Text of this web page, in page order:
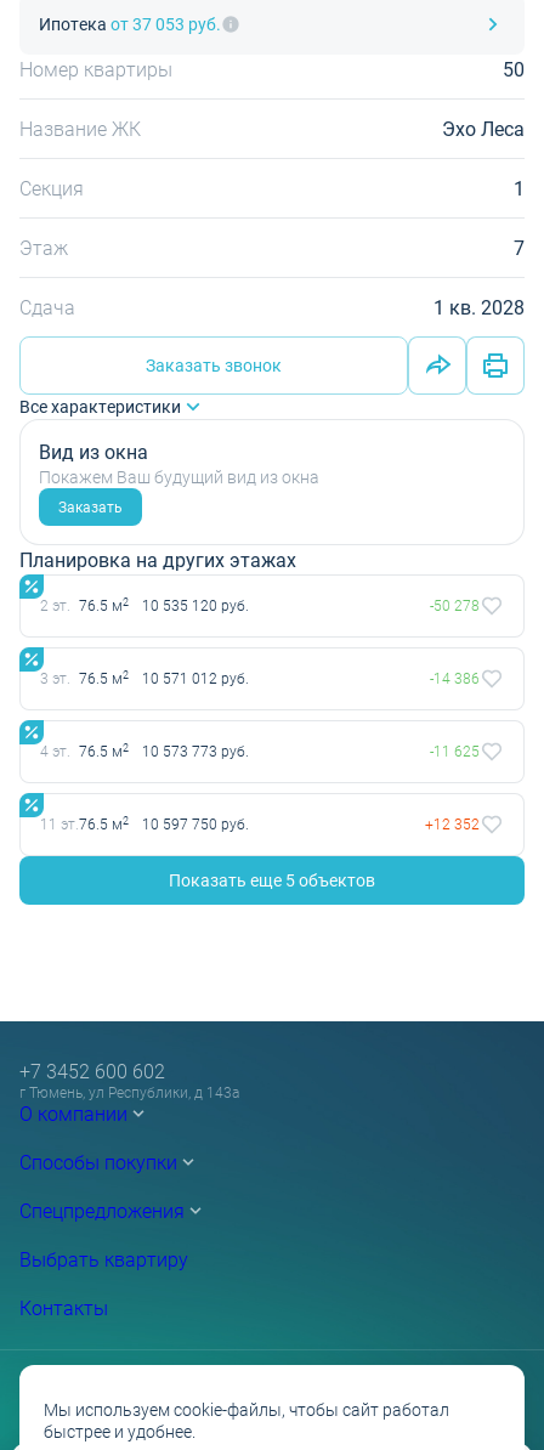
Ипотека от 37 053 руб.
Номер квартиры 50
Название ЖК Эхо Леса
Секция 1
Этаж 7
Сдача 1 кв. 2028
Заказать звонок
Все характеристики
Вид из окна
Покажем Ваш будущий вид из окна
Заказать
Планировка на других этажах
2 эт. 76.5 м2 10 535 120 руб. -50 278
3 эт. 76.5 м2 10 571 012 руб. -14 386
4 эт. 76.5 м2 10 573 773 руб. -11 625
11 эт.76.5 м2 10 597 750 руб. +12 352
Показать еще 5 объектов
О компании
Способы покупки
Спецпредложения
Выбрать квартиру
Контакты
+7 3452 600 602
г Тюмень, ул Республики, д 143а
Проектные декларации на сайте наш.дом.рф
Мы используем cookie-файлы, чтобы сайт работал
быстрее и удобнее.